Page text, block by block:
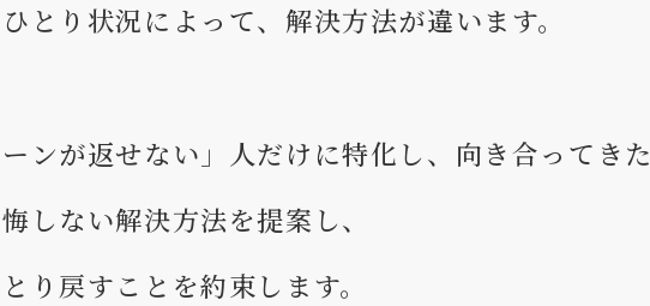
とり状況によって、解決方法が違います。
ンが返せない」人だけに特化し、向き合ってきた
しない解決方法を提案し、
り戻すことを約束します。